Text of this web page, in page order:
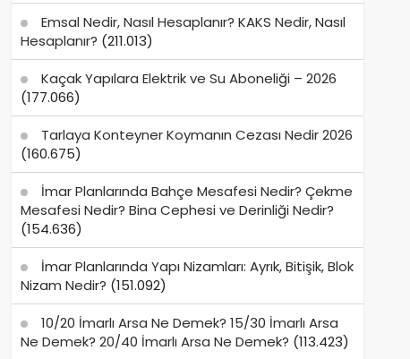
Emsal Nedir, Nasıl Hesaplanır? KAKS Nedir, Nasıl
Hesaplanır? (211.013)
Kaçak Yapılara Elektrik ve Su Aboneliği – 2026
(177.066)
Tarlaya Konteyner Koymanın Cezası Nedir 2026
(160.675)
İmar Planlarında Bahçe Mesafesi Nedir? Çekme
Mesafesi Nedir? Bina Cephesi ve Derinliği Nedir?
(154.636)
İmar Planlarında Yapı Nizamları: Ayrık, Bitişik, Blok
Nizam Nedir? (151.092)
10/20 İmarlı Arsa Ne Demek? 15/30 İmarlı Arsa
Ne Demek? 20/40 İmarlı Arsa Ne Demek? (113.423)